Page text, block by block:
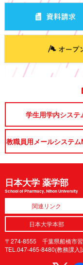
学生用学内システ
教職員用メールシステ
日本大学 薬学部
School of Pharmacy, Nihon University
関連リンク
日本大学本部
〒274-8555 千葉県船橋市
TEL.047-465-8480(教務課入